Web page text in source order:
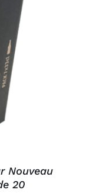
Nouveau
20